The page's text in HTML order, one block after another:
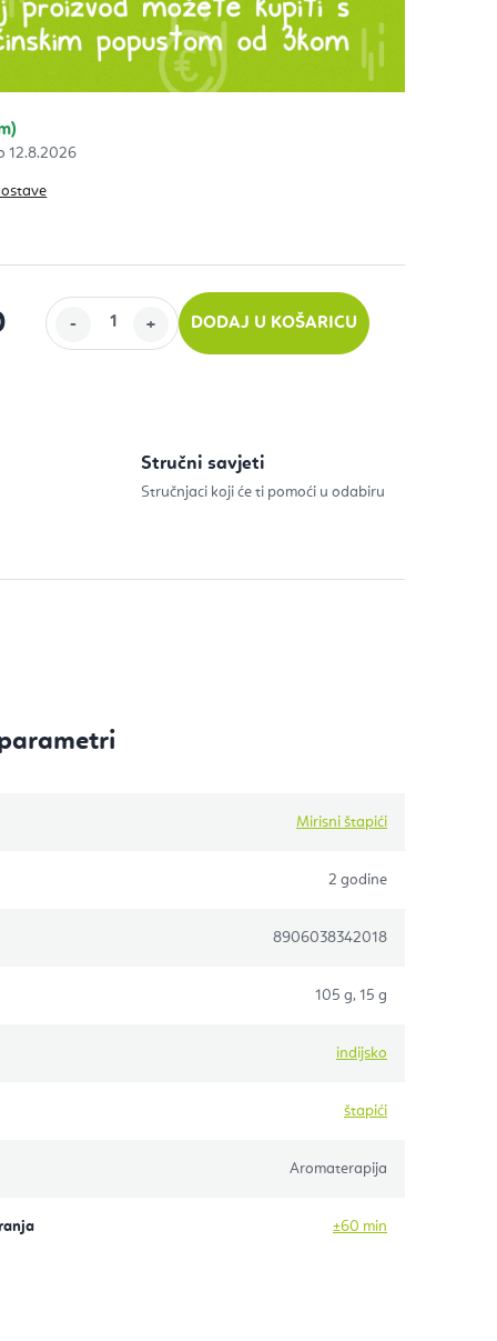
12.8.2026
DODAJ U KOŠARICU
Stručni savjeti
Stručnjaci koji će ti pomoći u odabiru
Mirisni štapići
2 godine
8906038342018
105 g, 15 g
indijsko
štapići
Aromaterapija
±60 min